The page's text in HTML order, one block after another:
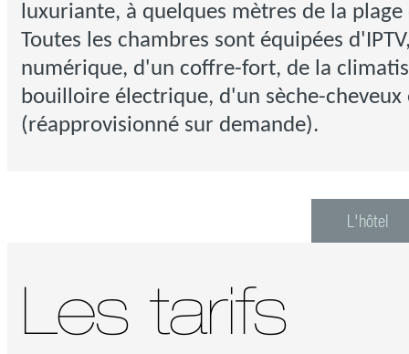
luxuriante, à quelques mètres de la plage
Toutes les chambres sont équipées
numérique, d'un coffre-fort, de la
bouilloire électrique, d'un sèche-
(réapprovisionné sur demande).
L'hôtel
Les tarifs